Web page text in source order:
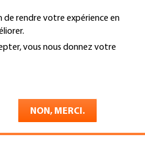
de rendre votre expérience en
vous nous donnez votre
NON, MERCI.
Recherche